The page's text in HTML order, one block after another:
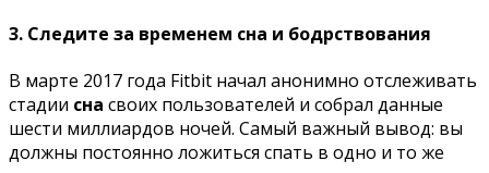
3. Следите за временем сна и бодрствования
В марте 2017 года Fitbit начал анонимно отслеживать
стадии сна своих пользователей и собрал данные
шести миллиардов ночей. Самый важный вывод: вы
должны постоянно ложиться спать в одно и то же